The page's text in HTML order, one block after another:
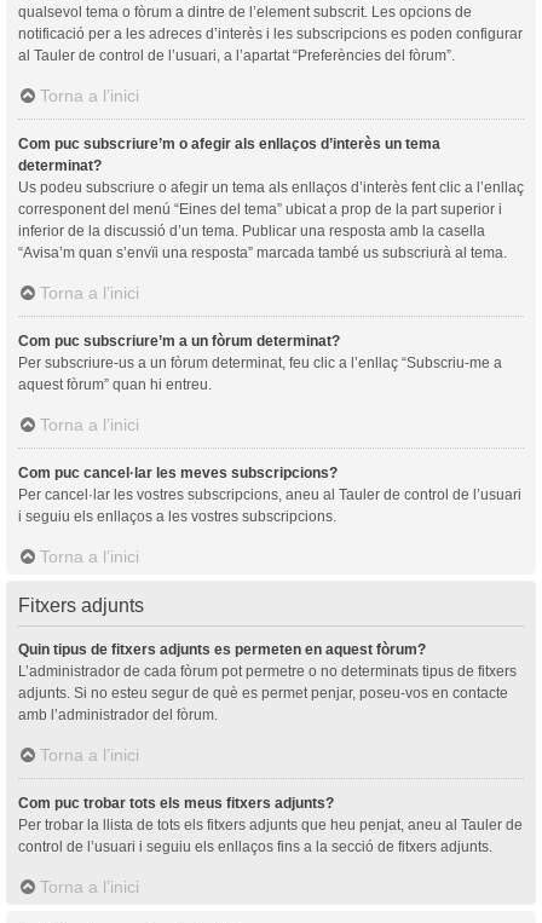
qualsevol tema o fòrum a dintre de l’element subscrit. Les opcions de
notificació per a les adreces d’interès i les subscripcions es poden configurar
al Tauler de control de l’usuari, a l’apartat “Preferències del fòrum”.
Torna a l’inici
Com puc subscriure’m o afegir als enllaços d’interès un tema
determinat?
Us podeu subscriure o afegir un tema als enllaços d’interès fent clic a l’enllaç
corresponent del menú “Eines del tema” ubicat a prop de la part superior i
inferior de la discussió d’un tema. Publicar una resposta amb la casella
“Avisa’m quan s’envïi una resposta” marcada també us subscriurà al tema.
Torna a l’inici
Com puc subscriure’m a un fòrum determinat?
Per subscriure-us a un fòrum determinat, feu clic a l’enllaç “Subscriu-me a
aquest fòrum” quan hi entreu.
Torna a l’inici
Com puc cancel·lar les meves subscripcions?
Per cancel·lar les vostres subscripcions, aneu al Tauler de control de l’usuari
i seguiu els enllaços a les vostres subscripcions.
Torna a l’inici
Fitxers adjunts
Quin tipus de fitxers adjunts es permeten en aquest fòrum?
L’administrador de cada fòrum pot permetre o no determinats tipus de fitxers
adjunts. Si no esteu segur de què es permet penjar, poseu-vos en contacte
amb l’administrador del fòrum.
Torna a l’inici
Com puc trobar tots els meus fitxers adjunts?
Per trobar la llista de tots els fitxers adjunts que heu penjat, aneu al Tauler de
control de l’usuari i seguiu els enllaços fins a la secció de fitxers adjunts.
Torna a l’inici